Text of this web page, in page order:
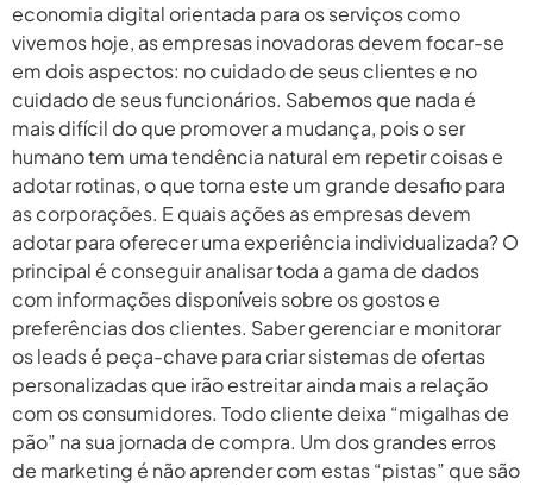
economia digital orientada para os serviços como
vivemos hoje, as empresas inovadoras devem focar-se
em dois aspectos: no cuidado de seus clientes e no
cuidado de seus funcionários. Sabemos que nada é
mais difícil do que promover a mudança, pois o ser
humano tem uma tendência natural em repetir coisas e
adotar rotinas, o que torna este um grande desafio para
as corporações. E quais ações as empresas devem
adotar para oferecer uma experiência individualizada? O
principal é conseguir analisar toda a gama de dados
com informações disponíveis sobre os gostos e
preferências dos clientes. Saber gerenciar e monitorar
os leads é peça-chave para criar sistemas de ofertas
personalizadas que irão estreitar ainda mais a relação
com os consumidores. Todo cliente deixa “migalhas de
pão” na sua jornada de compra. Um dos grandes erros
de marketing é não aprender com estas “pistas” que são